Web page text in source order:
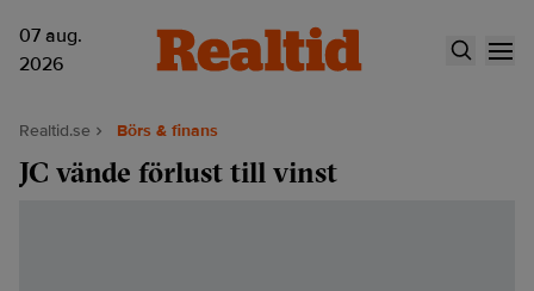
07 aug.
2026
Realtid.se Börs & finans
JC vände förlust till vinst